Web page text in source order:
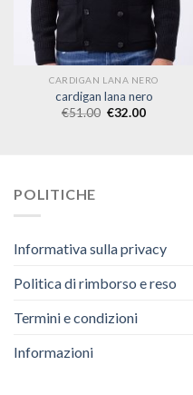
CARDIGAN LANA NERO
cardigan lana nero
€51.00 €32.00
POLITICHE
Informativa sulla privacy
Politica di rimborso e reso
Termini e condizioni
Informazioni